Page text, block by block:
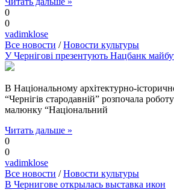
0
0
vadimklose
Все новости /Новости культуры
У Чернігові презентують Нацбанк
В Національному архітектурно-
“Чернігів стародавній” розпочала
малюнку “Національний
Читать дальше »
0
0
vadimklose
Все новости /Новости культуры
В Чернигове открылась выставка икон